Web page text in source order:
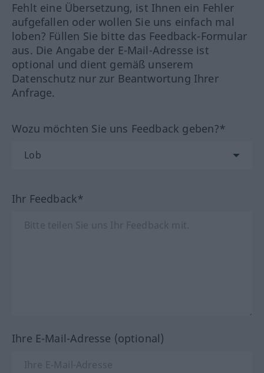
Fehlt eine Übersetzung, ist Ihnen ein Fehler
aufgefallen oder wollen Sie uns einfach mal
loben? Füllen Sie bitte das Feedback-Formular
aus. Die Angabe der E-Mail-Adresse ist
optional und dient gemäß unserem
Datenschutz nur zur Beantwortung Ihrer
Anfrage.
Wozu möchten Sie uns Feedback geben?*
Ihr Feedback*
Ihre E-Mail-Adresse (optional)